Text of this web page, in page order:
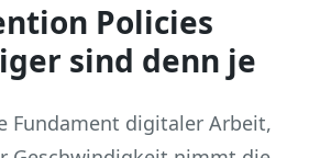
Policies
sind denn je
Fundament digitaler Arbeit,